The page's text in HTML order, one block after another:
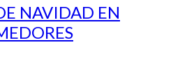
NAVIDAD EN